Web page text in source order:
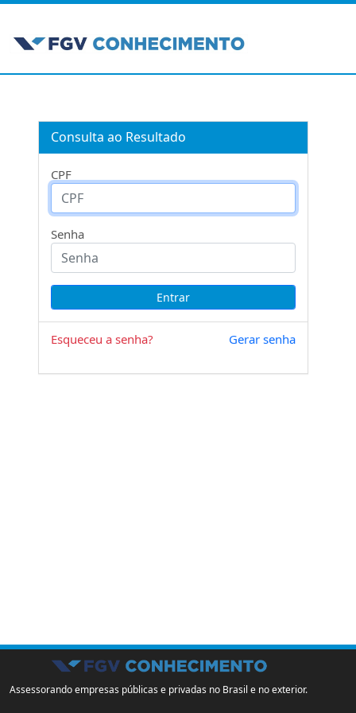
Consulta ao Resultado
CPF
Senha
Esqueceu a senha? Gerar senha
Assessorando empresas públicas e privadas no Brasil e no exterior.